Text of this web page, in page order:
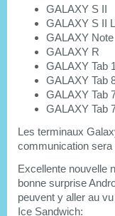
GALAXY S II
GALAXY S II
GALAXY Note
GALAXY R
GALAXY Tab
GALAXY Tab
GALAXY Tab
GALAXY Tab
Les terminaux
communication sera
Excellente nouvelle
bonne surprise
peuvent y aller au
Ice Sandwich: